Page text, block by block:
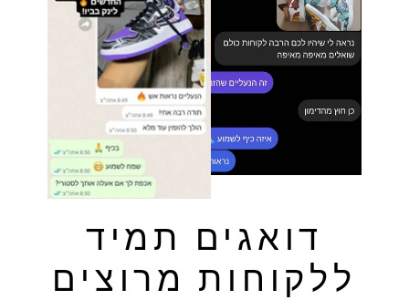
דואגים תמיד
ללקוחות מרוצים